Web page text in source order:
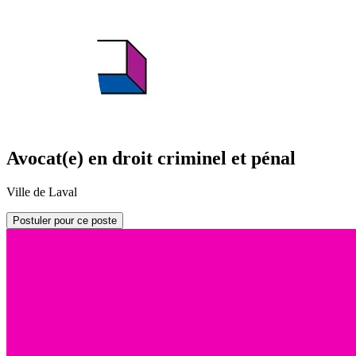
Avocat(e) en droit criminel et pénal
Ville de Laval
Postuler pour ce poste